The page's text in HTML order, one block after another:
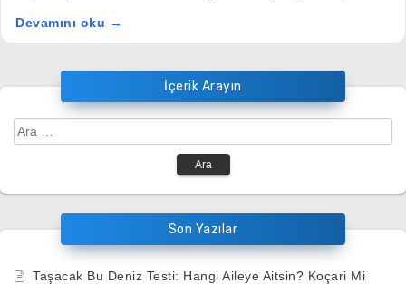
Devamını oku →
İçerik Arayın
Arama:
Son Yazılar
Taşacak Bu Deniz Testi: Hangi Aileye Aitsin? Koçari Mi